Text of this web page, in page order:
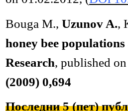
Bouga M., Uzunov A.,
honey bee
Research, published on
(2009) 0,694
Последни 5 (пет)